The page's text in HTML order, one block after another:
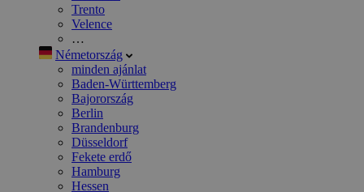
Trento
Velence
…
Németország
minden ajánlat
Baden-Württemberg
Bajorország
Berlin
Brandenburg
Düsseldorf
Fekete erdő
Hamburg
Hessen